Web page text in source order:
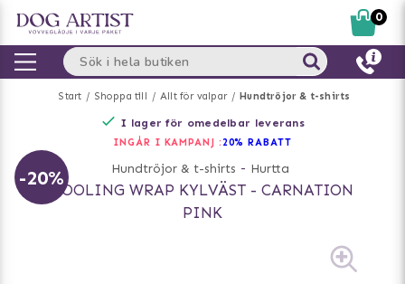
Start Shoppa till Allt för valpar Hundtröjor & t-shirts
I lager för omedelbar leverans
INGÅR I KAMPANJ : 20% RABATT
-20% Hundtröjor & t-shirts - Hurtta
COOLING WRAP KYLVÄST - CARNATION
PINK
0